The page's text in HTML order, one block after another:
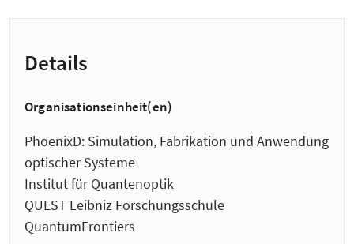
Details
Organisationseinheit(en)
PhoenixD: Simulation, Fabrikation und Anwendung
optischer Systeme
Institut für Quantenoptik
QUEST Leibniz Forschungsschule
QuantumFrontiers